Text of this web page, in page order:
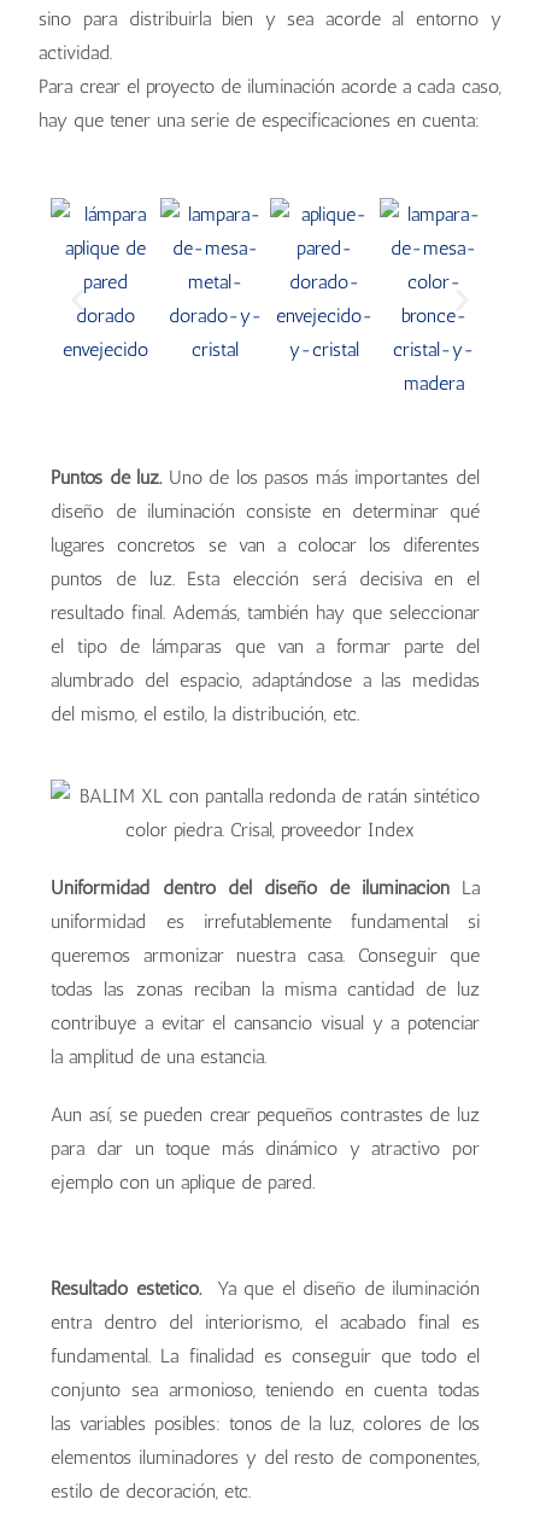
sino para distribuirla bien y sea acorde al entorno y
actividad.
Para crear el proyecto de iluminación acorde a cada caso,
hay que tener una serie de especificaciones en cuenta:
Puntos de luz.Uno de los pasos más importantes del
diseño de iluminación consiste en determinar qué
lugares concretos se van a colocar los diferentes
puntos de luz. Esta elección será decisiva en el
resultado final. Además, también hay que seleccionar
el tipo de lámparas que van a formar parte del
alumbrado del espacio, adaptándose a las medidas
del mismo, el estilo, la distribución, etc.
Uniformidad dentro del diseño de iluminaciónLa
uniformidad es irrefutablemente fundamental si
queremos armonizar nuestra casa. Conseguir que
todas las zonas reciban la misma cantidad de luz
contribuye a evitar el cansancio visual y a potenciar
la amplitud de una estancia.
Aun así, se pueden crear pequeños contrastes de luz
para dar un toque más dinámico y atractivo por
ejemplo con un aplique de pared.
Resultado estético.Ya que el diseño de iluminación
entra dentro del interiorismo, el acabado final es
fundamental. La finalidad es conseguir que todo el
conjunto sea armonioso, teniendo en cuenta todas
las variables posibles: tonos de la luz, colores de los
elementos iluminadores y del resto de componentes,
estilo de decoración, etc.